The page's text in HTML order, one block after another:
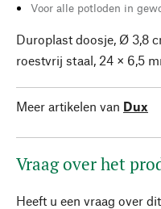
Voor alle potloden in
Duroplast doosje, Ø 3,8
roestvrij staal, 24 × 6,5
Meer artikelen van Dux
Vraag over het
Heeft u een vraag over